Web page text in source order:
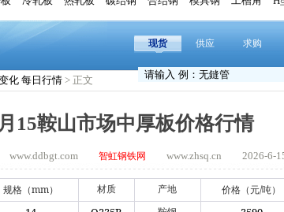
现货 供应 求购
化 每日行情 > 正文
15鞍山市场中厚板价格行情
www.ddbgt.com 智虹钢铁网 www.zhsq.cn 2026-6-15
规格（mm） 材质 产地 价格（元/吨）